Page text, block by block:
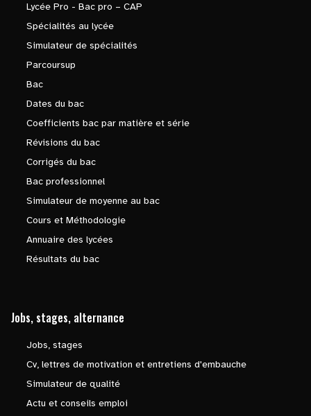
Lycée Pro - Bac pro – CAP
Spécialités au lycée
Simulateur de spécialités
Parcoursup
Bac
Dates du bac
Coefficients bac par matière et série
Révisions du bac
Corrigés du bac
Bac professionnel
Simulateur de moyenne au bac
Cours et Méthodologie
Annuaire des lycées
Résultats du bac
Jobs, stages, alternance
Jobs, stages
Cv, lettres de motivation et entretiens d'embauche
Simulateur de qualité
Actu et conseils emploi